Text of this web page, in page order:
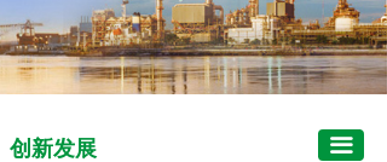
资料下载
联系我们
创新发展 끀